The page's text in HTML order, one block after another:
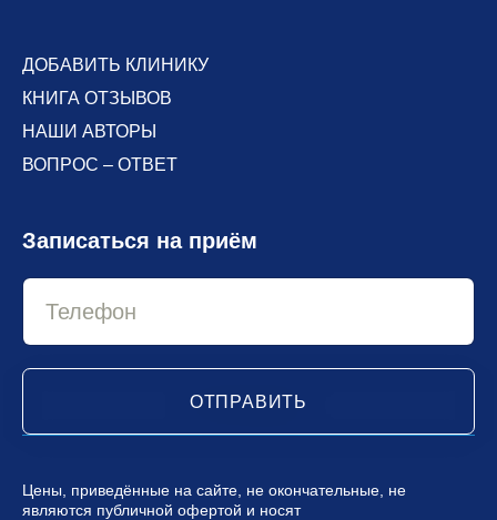
ДОБАВИТЬ КЛИНИКУ
КНИГА ОТЗЫВОВ
НАШИ АВТОРЫ
ВОПРОС – ОТВЕТ
Записаться на приём
ОТПРАВИТЬ
Цены, приведённые на сайте, не окончательные, не
являются публичной офертой и носят